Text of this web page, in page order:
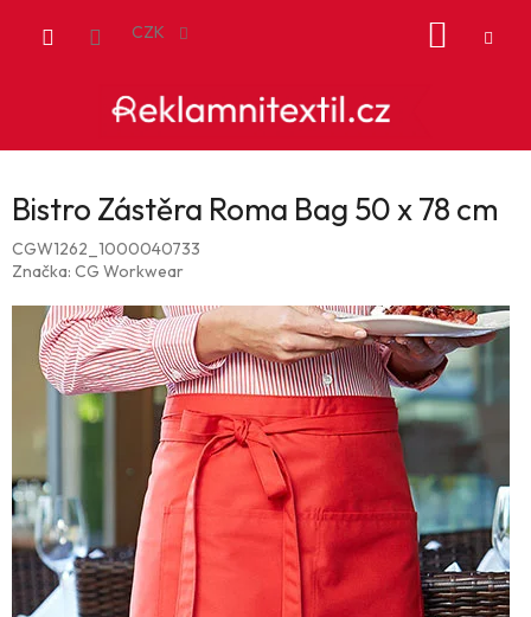
CZK
Bistro Zástěra Roma Bag 50 x 78 cm
CGW1262_1000040733
Značka: CG Workwear